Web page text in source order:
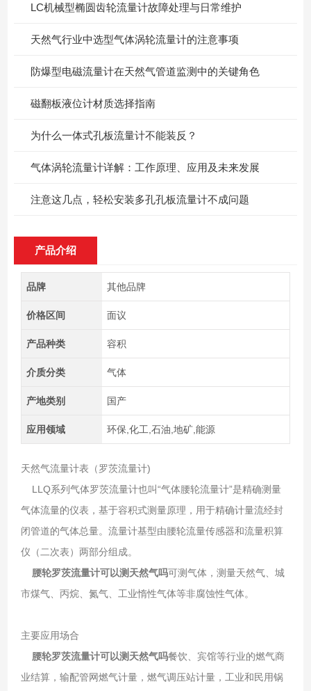
LC机械型椭圆齿轮流量计故障处理与日常维护
天然气行业中选型气体涡轮流量计的注意事项
防爆型电磁流量计在天然气管道监测中的关键角色
磁翻板液位计材质选择指南
为什么一体式孔板流量计不能装反？
气体涡轮流量计详解：工作原理、应用及未来发展
注意这几点，轻松安装多孔孔板流量计不成问题
产品介绍
品牌 其他品牌
价格区间 面议
产品种类 容积
介质分类 气体
产地类别 国产
应用领域 环保,化工,石油,地矿,能源
天然气流量计表（罗茨流量计)
LLQ系列气体罗茨流量计也叫“气体腰轮流量计”是精确测量
气体流量的仪表，基于容积式测量原理，用于精确计量流经封
闭管道的气体总量。流量计基型由腰轮流量传感器和流量积算
仪（二次表）两部分组成。
腰轮罗茨流量计可以测天然气吗可测气体，测量天然气、城
市煤气、丙烷、氮气、工业惰性气体等非腐蚀性气体。
主要应用场合
腰轮罗茨流量计可以测天然气吗餐饮、宾馆等行业的燃气商
业结算，输配管网燃气计量，燃气调压站计量，工业和民用锅